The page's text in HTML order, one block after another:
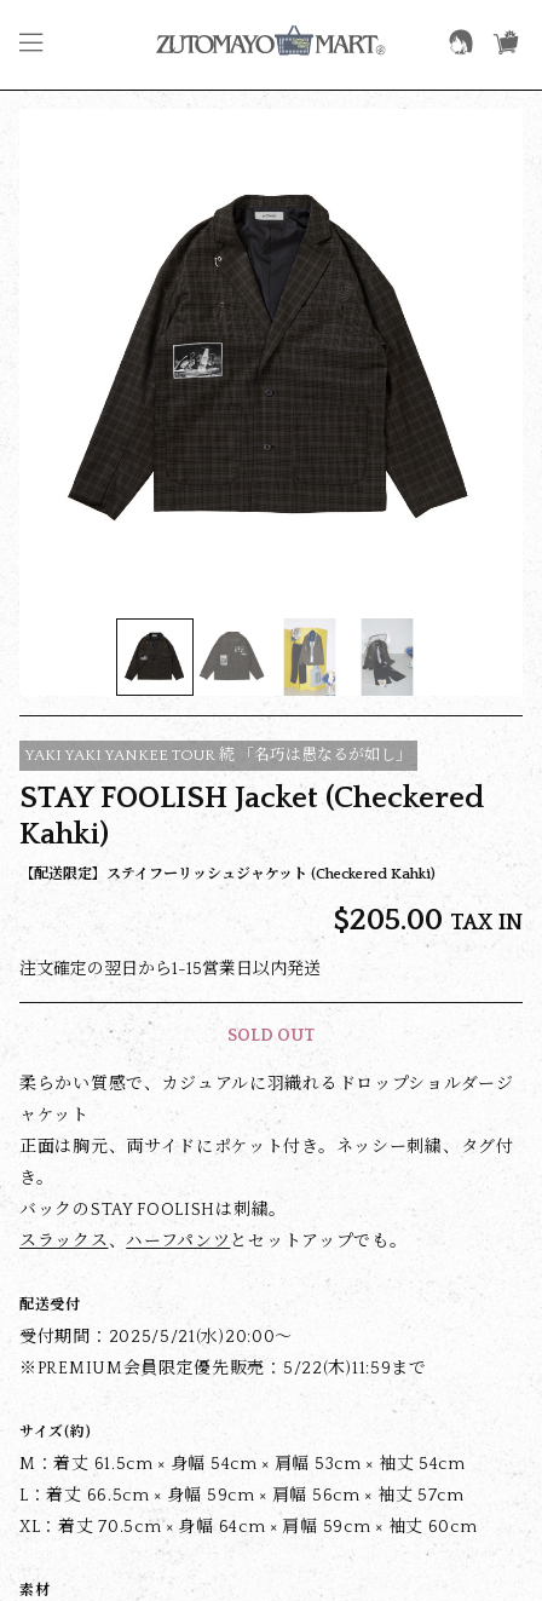
YAKI YAKI YANKEE TOUR 続 「名巧は愚なるが如し」
STAY FOOLISH Jacket (Checkered
Kahki)
【配送限定】ステイフーリッシュジャケット (Checkered Kahki)
$‌205.00 TAX IN
注文確定の翌日から1-15営業日以内発送
SOLD OUT
柔らかい質感で、カジュアルに羽織れるドロップショルダージ
ャケット
正面は胸元、両サイドにポケット付き。ネッシー刺繍、タグ付
き。
バックのSTAY FOOLISHは刺繍。
スラックス、ハーフパンツとセットアップでも。
配送受付
受付期間：2025/5/21(水)20:00〜
※PREMIUM会員限定優先販売：5/22(木)11:59まで
サイズ(約)
M：着丈 61.5cm × 身幅 54cm × 肩幅 53cm × 袖丈 54cm
L：着丈 66.5cm × 身幅 59cm × 肩幅 56cm × 袖丈 57cm
XL：着丈 70.5cm × 身幅 64cm × 肩幅 59cm × 袖丈 60cm
素材